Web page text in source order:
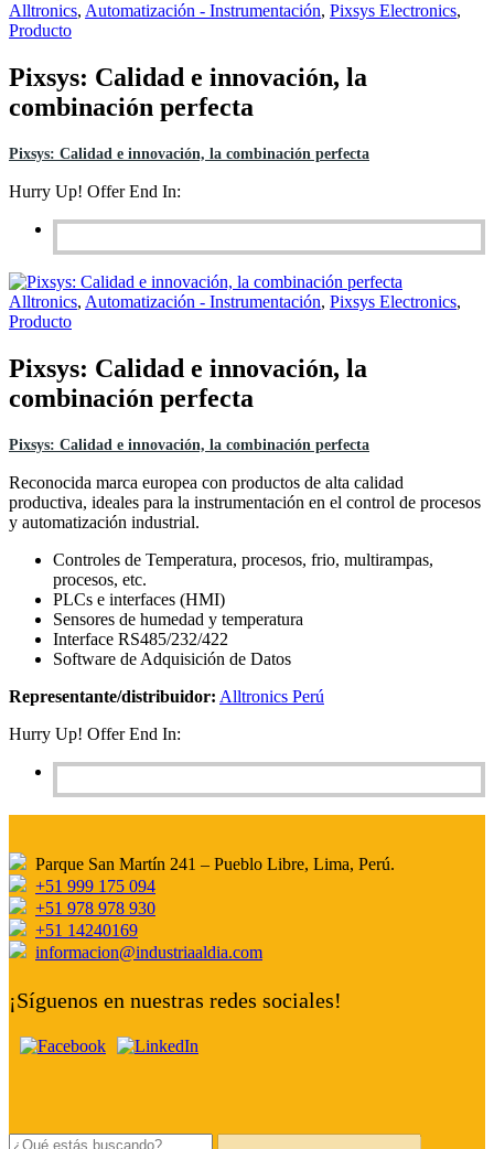
Alltronics, Automatización - Instrumentación, Pixsys Electronics,
Producto
Pixsys: Calidad e innovación, la
combinación perfecta
Pixsys: Calidad e innovación, la combinación perfecta
Hurry Up! Offer End In:
Alltronics, Automatización - Instrumentación, Pixsys Electronics,
Producto
Pixsys: Calidad e innovación, la
combinación perfecta
Pixsys: Calidad e innovación, la combinación perfecta
Reconocida marca europea con productos de alta calidad
productiva, ideales para la instrumentación en el control de procesos
y automatización industrial.
Controles de Temperatura, procesos, frio, multirampas,
procesos, etc.
PLCs e interfaces (HMI)
Sensores de humedad y temperatura
Interface RS485/232/422
Software de Adquisición de Datos
Representante/distribuidor: Alltronics Perú
Hurry Up! Offer End In:
Parque San Martín 241 – Pueblo Libre, Lima, Perú.
+51 999 175 094
+51 978 978 930
+51 14240169
informacion@industriaaldia.com
¡Síguenos en nuestras redes sociales!